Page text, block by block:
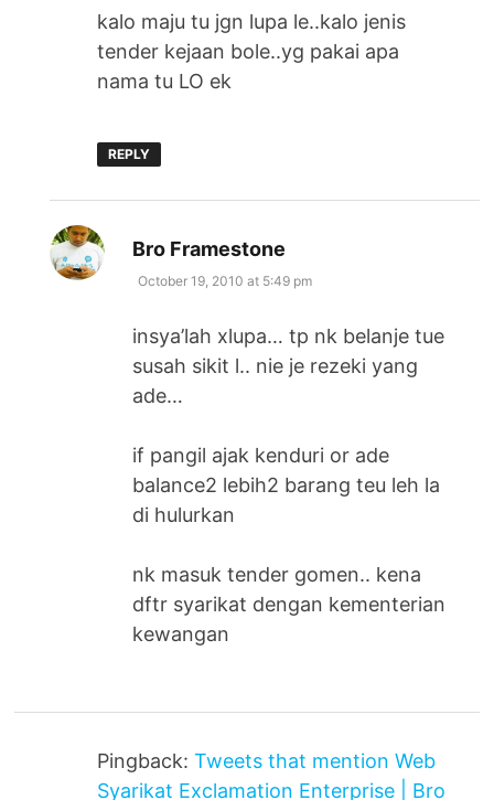
kalo maju tu jgn lupa le..kalo jenis
tender kejaan bole..yg pakai apa
nama tu LO ek
REPLY
Bro Framestone
October 19, 2010 at 5:49 pm
insya’lah xlupa… tp nk belanje tue
susah sikit l.. nie je rezeki yang
ade…
if pangil ajak kenduri or ade
balance2 lebih2 barang teu leh la
di hulurkan
nk masuk tender gomen.. kena
dftr syarikat dengan kementerian
kewangan
Pingback:Tweets that mention Web
Syarikat Exclamation Enterprise | Bro